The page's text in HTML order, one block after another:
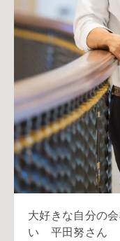
大好きな自分の
い 平田努さん